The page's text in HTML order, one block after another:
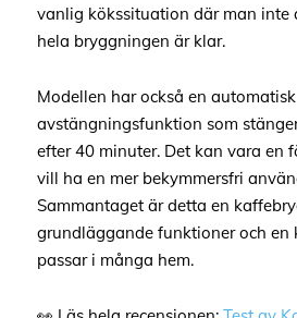
vanlig kökssituation där man
hela bryggningen är klar.
Modellen har också en automatisk
avstängningsfunktion som
efter 40 minuter. Det kan vara en
vill ha en mer bekymmersfri
Sammantaget är detta en
grundläggande funktioner och en
passar i många hem.